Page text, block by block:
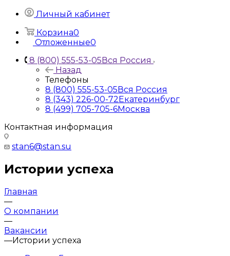
Личный кабинет
Корзина0
Отложенные0
8 (800) 555-53-05Вся Россия
Назад
Телефоны
8 (800) 555-53-05Вся Россия
8 (343) 226-00-72Екатеринбург
8 (499) 705-705-6Москва
Контактная информация
stan6@stan.su
Истории успеха
Главная
—
О компании
—
Вакансии
—Истории успеха